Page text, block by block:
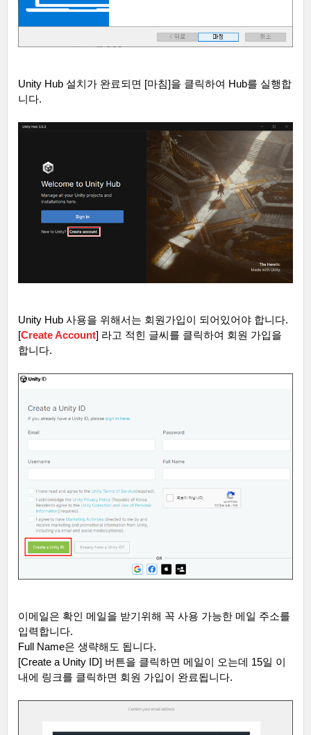
Unity Hub 설치가 완료되면 [마침]을 클릭하여 Hub를 실행합
니다.
Unity Hub 사용을 위해서는 회원가입이 되어있어야 합니다.
[Create Account] 라고 적힌 글씨를 클릭하여 회원 가입을
합니다.
이메일은 확인 메일을 받기위해 꼭 사용 가능한 메일 주소를
입력합니다.
Full Name은 생략해도 됩니다.
[Create a Unity ID] 버튼을 클릭하면 메일이 오는데 15일 이
내에 링크를 클릭하면 회원 가입이 완료됩니다.